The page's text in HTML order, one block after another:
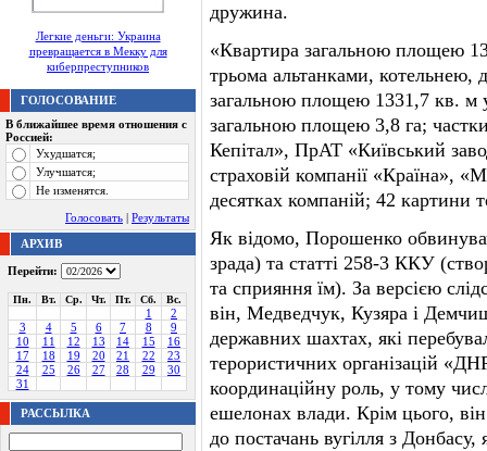
Легкие деньги: Украина
превращается в Мекку для
киберпреступников
ГОЛОСОВАНИЕ
В ближайшее время отношения с
Россией:
Ухудшатся;
Улучшатся;
Не изменятся.
Голосовать | Результаты
АРХИВ
Перейти:
Пн. Вт. Ср. Чт. Пт. Сб. Вс.
1
2
3
4 5 6 7 8
9
10
11 12 13 14 15
16
17
18 19 20 21 22
23
24
25 26 27 28 29
30
31
РАССЫЛКА
дружина.
«Квартира загальною площею
трьома альтанками, котельнею,
загальною площею 1331,7 кв. м
загальною площею 3,8 га;
Кепітал», ПрАТ «Київський
страховій компанії «Країна»,
десятках компаній; 42 картини
Як відомо, Порошенко
зрада) та статті 258-3 ККУ
та сприяння їм). За версією
він, Медведчук, Кузяра і
державних шахтах, які
терористичних організацій
координаційну роль, у тому
ешелонах влади. Крім цього,
до постачань вугілля з